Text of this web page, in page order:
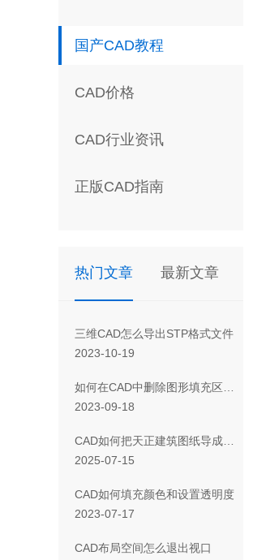
国产CAD教程
CAD价格
CAD行业资讯
正版CAD指南
热门文章 最新文章
三维CAD怎么导出STP格式文件
2023-10-19
如何在CAD中删除图形填充区域的一部分
2023-09-18
CAD如何把天正建筑图纸导成天正T3/T8/T9格式版本
2025-07-15
CAD如何填充颜色和设置透明度
2023-07-17
CAD布局空间怎么退出视口